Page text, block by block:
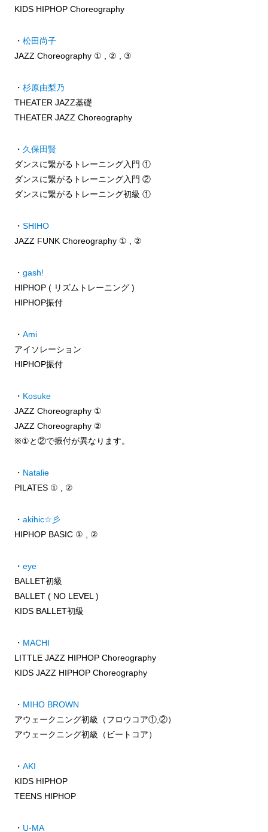
KIDS HIPHOP Choreography
・ 松田尚子
JAZZ Choreography ① , ② , ③
・ 杉原由梨乃
THEATER JAZZ基礎
THEATER JAZZ Choreography
・ 久保田賢
ダンスに繋がるトレーニング入門 ①
ダンスに繋がるトレーニング入門 ②
ダンスに繋がるトレーニング初級 ①
・ SHIHO
JAZZ FUNK Choreography ① , ②
・ gash!
HIPHOP ( リズムトレーニング )
HIPHOP振付
・ Ami
アイソレーション
HIPHOP振付
・ Kosuke
JAZZ Choreography ①
JAZZ Choreography ②
※①と②で振付が異なります。
・ Natalie
PILATES ① , ②
・ akihic☆彡
HIPHOP BASIC ① , ②
・ eye
BALLET初級
BALLET ( NO LEVEL )
KIDS BALLET初級
・ MACHI
LITTLE JAZZ HIPHOP Choreography
KIDS JAZZ HIPHOP Choreography
・ MIHO BROWN
アウェークニング初級（フロウコア①,②）
アウェークニング初級（ビートコア）
・ AKI
KIDS HIPHOP
TEENS HIPHOP
・ U-MA